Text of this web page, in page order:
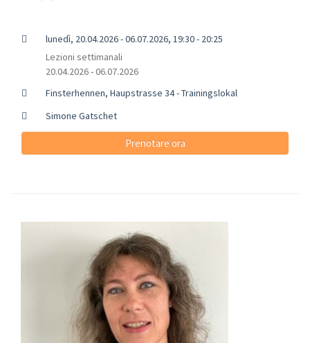
lunedì, 20.04.2026 - 06.07.2026, 19:30 - 20:25
Lezioni settimanali
20.04.2026 - 06.07.2026
Finsterhennen, Haupstrasse 34 - Trainingslokal
Simone Gatschet
Prenotare ora